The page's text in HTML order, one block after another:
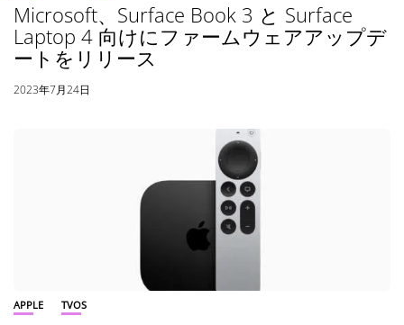
Microsoft、Surface Book 3 と Surface
Laptop 4 向けにファームウェアアップデ
ートをリリース
2023年7月24日
APPLE TVOS